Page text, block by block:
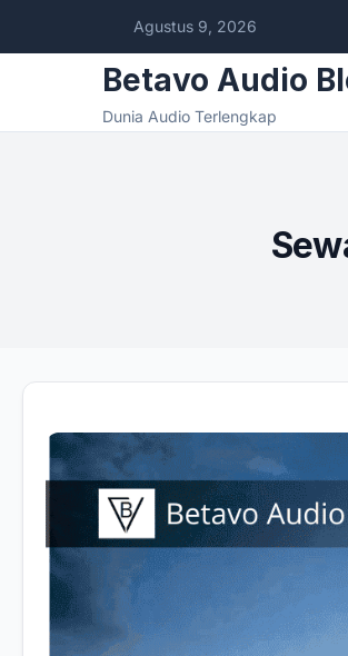
Agustus 9, 2026
Betavo Audio
Dunia Audio Terlengkap